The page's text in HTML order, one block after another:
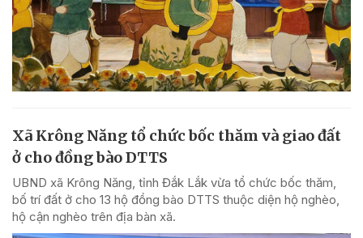
Xã Krông Năng tổ chức bốc thăm và giao đất
ở cho đồng bào DTTS
UBND xã Krông Năng, tỉnh Đắk Lắk vừa tổ chức bốc thăm,
bố trí đất ở cho 13 hộ đồng bào DTTS thuộc diện hộ nghèo,
hộ cận nghèo trên địa bàn xã.